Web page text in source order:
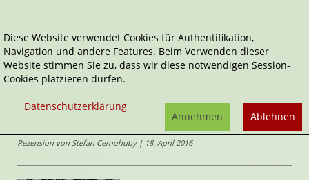
Home Comics Zwei Brüder
Ork-Saga
Zwei Brüder von
Rezension von Stefan Cernohuby | 18. April 2016
Diese Website verwendet Cookies für Authentifikation,
Navigation und andere Features. Beim Verwenden dieser
Website stimmen Sie zu, dass wir diese notwendigen Session-
Cookies platzieren dürfen.
Datenschutzerklärung
Ablehnen
Annehmen